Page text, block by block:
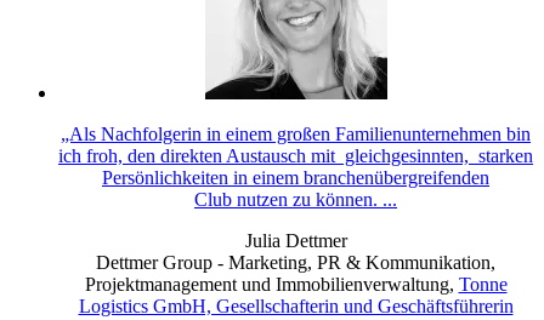
„Als Nachfolgerin in einem großen Familienunternehmen bin
ich froh, den direkten Austausch mit gleichgesinnten, starken
Persönlichkeiten in einem branchenübergreifenden
Club nutzen zu können. ...
Julia Dettmer
Dettmer Group - Marketing, PR & Kommunikation,
Projektmanagement und Immobilienverwaltung, Tonne
Logistics GmbH, Gesellschafterin und Geschäftsführerin